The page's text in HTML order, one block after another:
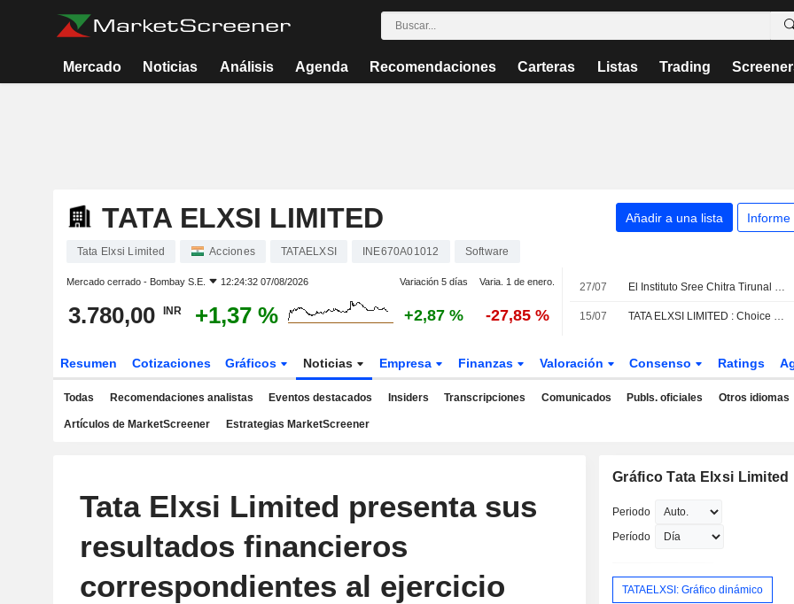
Mercado Noticias Análisis Agenda Recomendaciones Carteras Listas Trading
TATA ELXSI LIMITED Añadir a una lista Informe
Tata Elxsi Limited Acciones TATAELXSI INE670A01012 Software
Mercado cerrado - Bombay S.E. 12:24:32 07/08/2026 Variación 5 días Varia. 1 de enero.
3.780,00 INR +1,37 % +2,87 % -27,85 %
27/07 El Instituto Sree Chitra Tirunal de Ciencias Médicas y Tecnología y Tata Elxsi Limited sellan una alianza estratégica para impulsar la innovación sanitaria y el desarrollo de tecnología médica
15/07 TATA ELXSI LIMITED : Choice Equity Broking cambia su recomendación a venta
Resumen Cotizaciones Gráficos Noticias Empresa Finanzas Valoración Consenso Ratings
Todas Recomendaciones analistas Eventos destacados Insiders Transcripciones Comunicados Publs. oficiales Otros idiomas
Artículos de MarketScreener Estrategias MarketScreener
Tata Elxsi Limited presenta sus
resultados financieros
correspondientes al ejercicio
Gráfico Tata Elxsi Limited
Periodo
Período
TATAELXSI: Gráfico dinámico